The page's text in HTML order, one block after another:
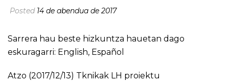
Posted 14 de abendua de 2017
Sarrera hau beste hizkuntza hauetan dago
eskuragarri: English, Español
Atzo (2017/12/13) Tknikak LH proiektu